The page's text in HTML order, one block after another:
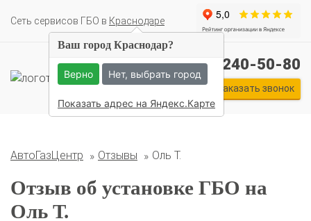
Cеть сервисов ГБО в Краснодаре
Комплекты ГБО на иномарки:
BMW Ford Geely HAVAL Hyundai Infiniti KIA
Lexus Mazda Mercedes Mitsubishi
+7 (861) 240-50-80
Заказать звонок
АвтоГазЦентр Отзывы Оль Т.
Отзыв об установке ГБО на
Оль Т.
Ваш город Краснодар?
Верно Нет, выбрать город
Показать адрес на Яндекс.Карте